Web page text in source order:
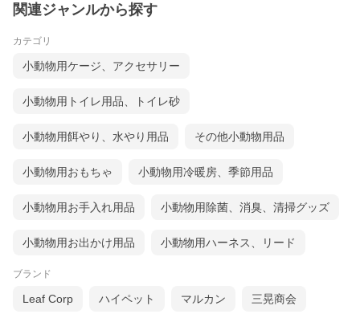
関連ジャンルから探す
カテゴリ
小動物用ケージ、アクセサリー
小動物用トイレ用品、トイレ砂
小動物用餌やり、水やり用品 その他小動物用品
小動物用おもちゃ 小動物用冷暖房、季節用品
小動物用お手入れ用品 小動物用除菌、消臭、清掃グッズ
小動物用お出かけ用品 小動物用ハーネス、リード
ブランド
Leaf Corp ハイペット マルカン 三晃商会